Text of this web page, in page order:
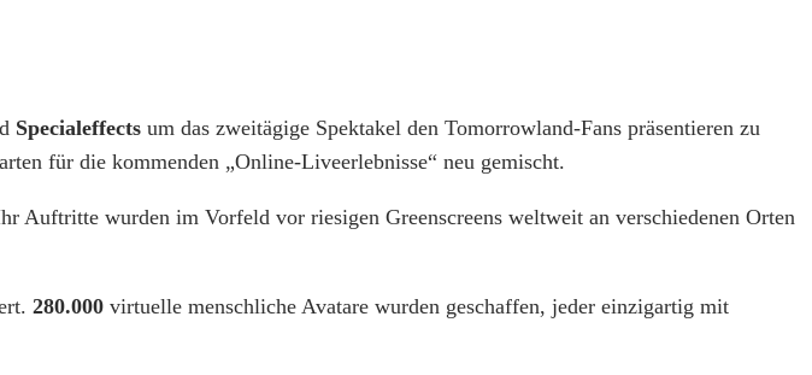
Specialeffects um das zweitägige Spektakel den Tomorrowland-Fans präsentieren zu
für die kommenden „Online-Liveerlebnisse“ neu gemischt.
Auftritte wurden im Vorfeld vor riesigen Greenscreens weltweit an verschiedenen Orten
280.000 virtuelle menschliche Avatare wurden geschaffen, jeder einzigartig mit